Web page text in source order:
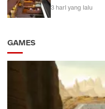
3 hari yang lalu
GAMES